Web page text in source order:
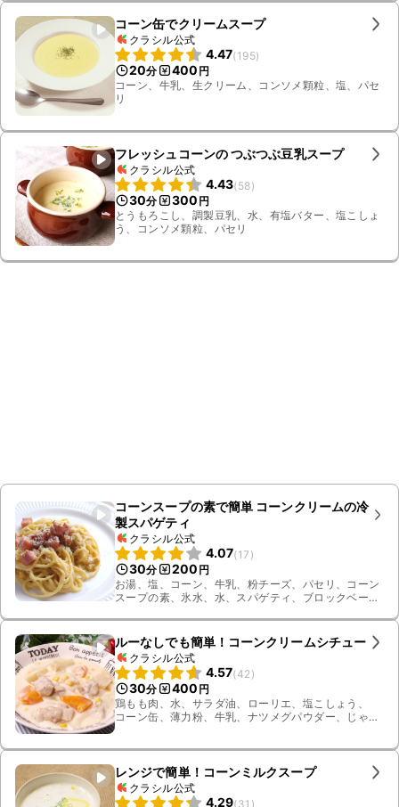
コーン缶でクリームスープ
クラシル公式
4.47(195)
20分 400 円
コーン、牛乳、生クリーム、コンソメ顆粒、塩、パセ
リ
フレッシュコーンの つぶつぶ豆乳スープ
クラシル公式
4.43(58)
30分 300 円
とうもろこし、調製豆乳、水、有塩バター、塩こしょ
う、コンソメ顆粒、パセリ
コーンスープの素で簡単 コーンクリームの冷
製スパゲティ
クラシル公式
4.07(17 )
30分 200 円
お湯、塩、コーン、牛乳、粉チーズ、パセリ、コーン
スープの素、氷水、水、スパゲティ、ブロックベーコ
ルーなしでも簡単！コーンクリームシチュー
クラシル公式
4.57(42 )
30分 400 円
鶏もも肉、水、サラダ油、ローリエ、塩こしょう、
コーン缶、薄力粉、牛乳、ナツメグパウダー、じゃが
レンジで簡単！コーンミルクスープ
クラシル公式
4.29(31 )